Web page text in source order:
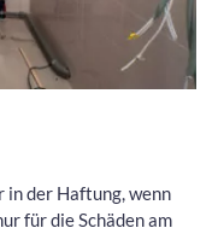
in der Haftung, wenn
für die Schäden am